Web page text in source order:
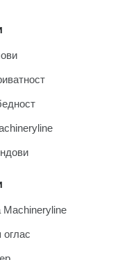
Machineryline